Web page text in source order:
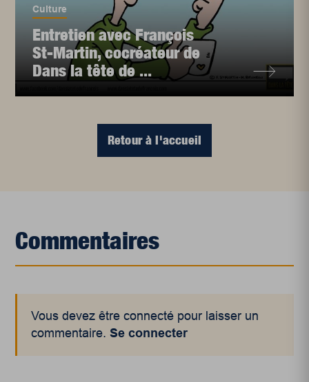
Culture
Entretien avec François
St-Martin, cocréateur de
Dans la tête de ...
Retour à l'accueil
Commentaires
Vous devez être connecté pour laisser un
commentaire.Se connecter